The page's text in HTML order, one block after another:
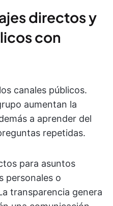
directos y
con
canales públicos.
aumentan la
a aprender del
repetidas.
para asuntos
personales o
transparencia genera